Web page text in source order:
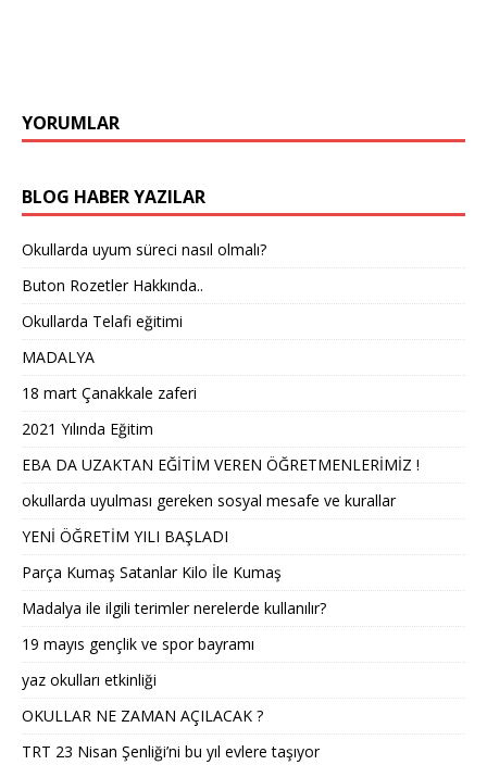
YORUMLAR
BLOG HABER YAZILAR
Okullarda uyum süreci nasıl olmalı?
Buton Rozetler Hakkında..
Okullarda Telafi eğitimi
MADALYA
18 mart Çanakkale zaferi
2021 Yılında Eğitim
EBA DA UZAKTAN EĞİTİM VEREN ÖĞRETMENLERİMİZ !
okullarda uyulması gereken sosyal mesafe ve kurallar
YENİ ÖĞRETİM YILI BAŞLADI
Parça Kumaş Satanlar Kilo İle Kumaş
Madalya ile ilgili terimler nerelerde kullanılır?
19 mayıs gençlik ve spor bayramı
yaz okulları etkinliği
OKULLAR NE ZAMAN AÇILACAK ?
TRT 23 Nisan Şenliği’ni bu yıl evlere taşıyor